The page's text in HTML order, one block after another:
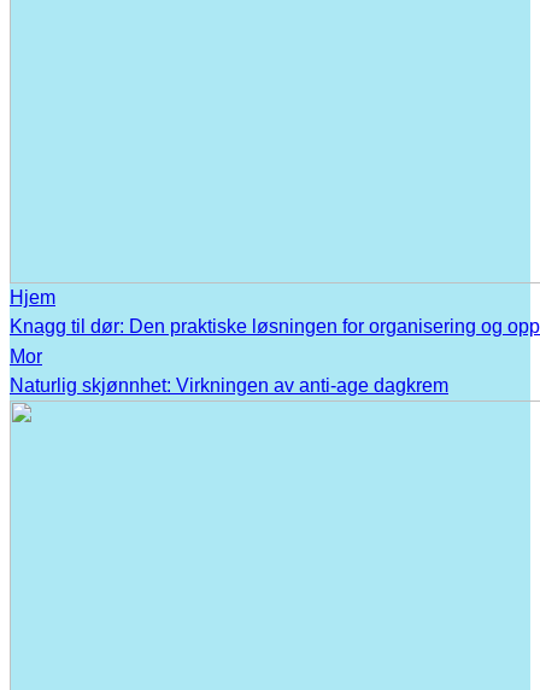
Hjem
Knagg til dør: Den praktiske løsningen for organisering og
Mor
Naturlig skjønnhet: Virkningen av anti-age dagkrem